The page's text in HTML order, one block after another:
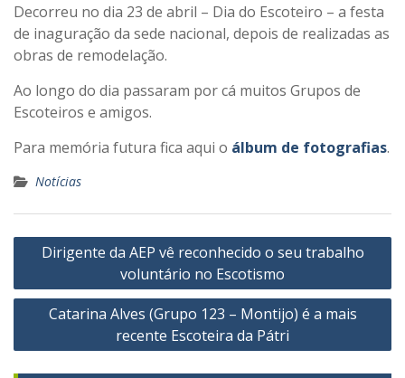
Decorreu no dia 23 de abril – Dia do Escoteiro – a festa
de inaguração da sede nacional, depois de realizadas as
obras de remodelação.
Ao longo do dia passaram por cá muitos Grupos de
Escoteiros e amigos.
Para memória futura fica aqui o álbum de fotografias.
Notícias
Navegação
artigos
Dirigente da AEP vê reconhecido o seu trabalho
voluntário no Escotismo
Catarina Alves (Grupo 123 – Montijo) é a mais
recente Escoteira da Pátri